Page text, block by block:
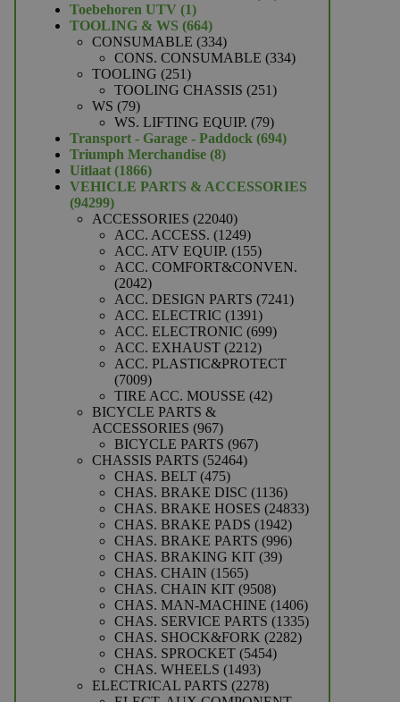
Toebehoren UTV 11
product
TOOLING & WS 664664
producten
CONSUMABLE 334334
producten
CONS. CONSUMABLE 334334
TOOLING 251251
producten
TOOLING CHASSIS 251251
WS 7979
producten
WS. LIFTING EQUIP. 7979
producten
Transport - Garage - Paddock 694694
Triumph Merchandise 88
Uitlaat 18661866
producten
VEHICLE PARTS & ACCESSORIES
9429994299
producten
ACCESSORIES 2204022040
producten
ACC. ACCESS. 12491249
producten
ACC. ATV EQUIP. 155155
producten
ACC. COMFORT&CONVEN.
20422042
producten
ACC. DESIGN PARTS 72417241
ACC. ELECTRIC 13911391
producten
ACC. ELECTRONIC 699699
ACC. EXHAUST 22122212
producten
ACC. PLASTIC&PROTECT
70097009
producten
TIRE ACC. MOUSSE 4242
BICYCLE PARTS &
ACCESSORIES 967967
producten
BICYCLE PARTS 967967
CHASSIS PARTS 5246452464
CHAS. BELT 475475
producten
CHAS. BRAKE DISC 11361136
producten
CHAS. BRAKE HOSES 2483324833
CHAS. BRAKE PADS 19421942
producten
CHAS. BRAKE PARTS 996996
CHAS. BRAKING KIT 3939
CHAS. CHAIN 15651565
producten
CHAS. CHAIN KIT 95089508
producten
CHAS. MAN-MACHINE 14061406
producten
CHAS. SERVICE PARTS 13351335
CHAS. SHOCK&FORK 22822282
CHAS. SPROCKET 54545454
CHAS. WHEELS 14931493
producten
ELECTRICAL PARTS 22782278